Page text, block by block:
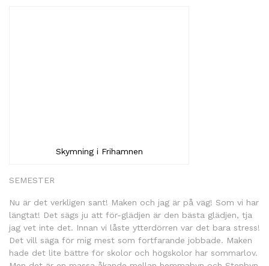
Skymning i Frihamnen
SEMESTER
Nu är det verkligen sant! Maken och jag är på väg! Som vi har
längtat! Det sägs ju att för-glädjen är den bästa glädjen, tja
jag vet inte det. Innan vi låste ytterdörren var det bara stress!
Det vill säga för mig mest som fortfarande jobbade. Maken
hade det lite bättre för skolor och högskolor har sommarlov.